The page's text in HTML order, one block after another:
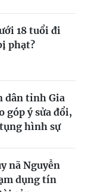
18 tuổi đi
phạt?
dân tỉnh Gia
góp ý sửa đổi,
hình sự
nã Nguyễn
dụng tín